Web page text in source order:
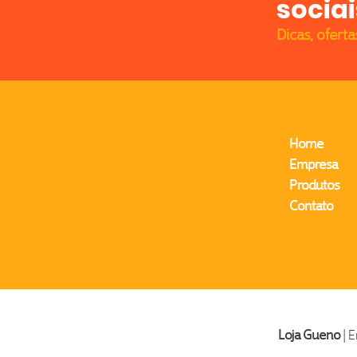
Dicas,
Home
Empresa
Produtos
Contato
Loja Gueno|